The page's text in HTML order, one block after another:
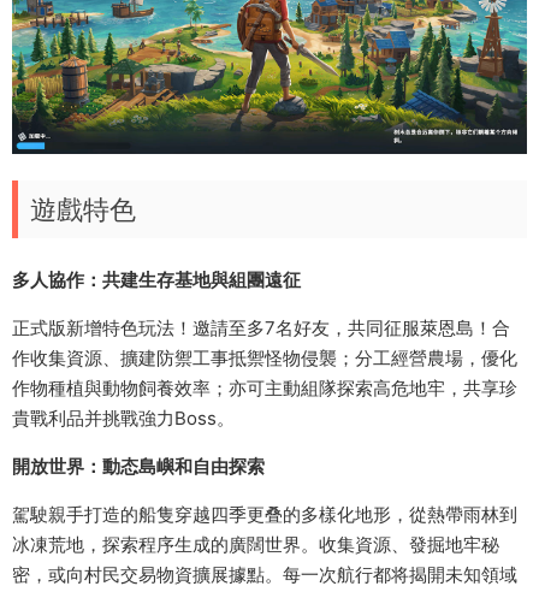
遊戲特色
多人協作：共建生存基地與組團遠征
正式版新增特色玩法！邀請至多7名好友，共同征服萊恩島！合
作收集資源、擴建防禦工事抵禦怪物侵襲；分工經營農場，優化
作物種植與動物飼養效率；亦可主動組隊探索高危地牢，共享珍
貴戰利品并挑戰強力Boss。
開放世界：動态島嶼和自由探索
駕駛親手打造的船隻穿越四季更叠的多樣化地形，從熱帶雨林到
冰凍荒地，探索程序生成的廣闊世界。收集資源、發掘地牢秘
密，或向村民交易物資擴展據點。每一次航行都将揭開未知領域